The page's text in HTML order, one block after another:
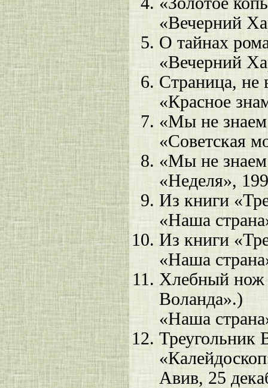
«Вечерний
О тайнах
«Вечерний
Страница, не
«Красное
«Мы не знаем
«Советская
«Мы не знаем
«Неделя»,
Из книги
«Наша
Из книги
«Наша
Хлебный нож
Воланда».)
«Наша
Треугольник
Авив, 25